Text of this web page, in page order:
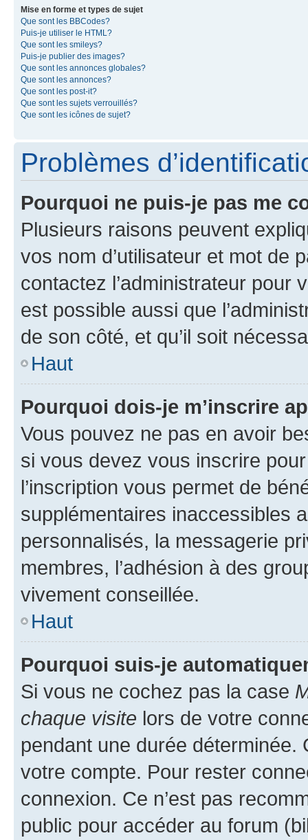
Mise en forme et types de sujet
Que sont les BBCodes?
Puis-je utiliser le HTML?
Que sont les smileys?
Puis-je publier des images?
Que sont les annonces globales?
Que sont les annonces?
Que sont les post-it?
Que sont les sujets verrouillés?
Que sont les icônes de sujet?
Problèmes
Pourquoi ne puis-je pas me
Plusieurs raisons peuvent
vos nom d’utilisateur et mot de
contactez l’administrateur pour
est possible aussi que
de son côté, et qu’il soit
Haut
Pourquoi dois-je m’inscrire
Vous pouvez ne pas en avoir
si vous devez vous inscrire
l’inscription vous permet de
supplémentaires inaccessibles
personnalisés, la messagerie
membres, l’adhésion à des
vivement conseillée.
Haut
Pourquoi suis-je
Si vous ne cochez pas la case
chaque visite lors de votre
pendant une durée déterminée.
votre compte. Pour rester
connexion. Ce n’est pas
public pour accéder au forum